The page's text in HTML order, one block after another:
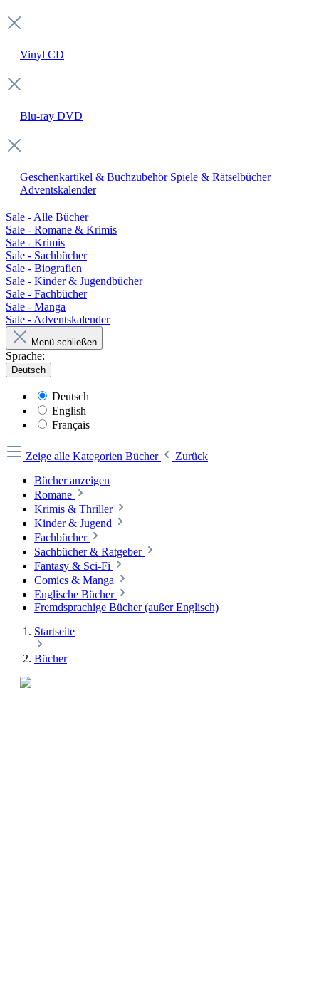
Vinyl CD
Blu-ray DVD
Geschenkartikel & Buchzubehör Spiele & Rätselbücher
Adventskalender
Sale - Alle Bücher
Sale - Romane & Krimis
Sale - Krimis
Sale - Sachbücher
Sale - Biografien
Sale - Kinder & Jugendbücher
Sale - Fachbücher
Sale - Manga
Sale - Adventskalender
Menü schließen
Sprache:
Deutsch
Deutsch
English
Français
Zeige alle Kategorien Bücher
Zurück
Bücher anzeigen
Romane
Krimis & Thriller
Kinder & Jugend
Fachbücher
Sachbücher & Ratgeber
Fantasy & Sci-Fi
Comics & Manga
Englische Bücher
Fremdsprachige Bücher (außer Englisch)
Startseite
Bücher